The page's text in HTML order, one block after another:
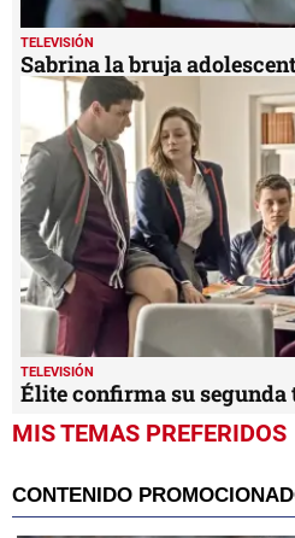
TELEVISIÓN
Sabrina la bruja
TELEVISIÓN
Élite confirma su segunda
MIS TEMAS PREFERIDOS